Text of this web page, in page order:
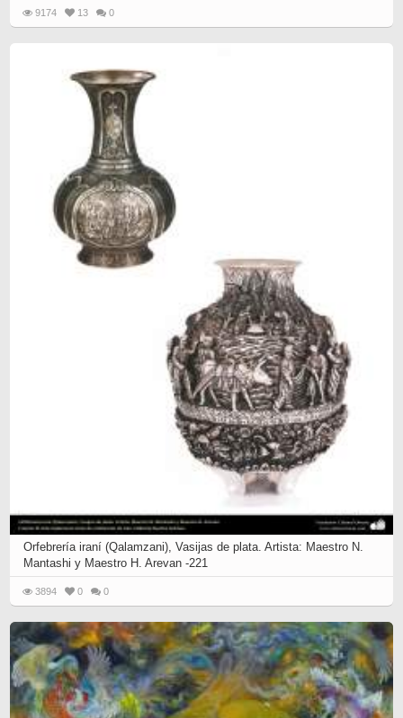
9174 13 0
Orfebrería iraní (Qalamzani), Vasijas de plata. Artista: Maestro N.
Mantashi y Maestro H. Arevan -221
3894 0 0